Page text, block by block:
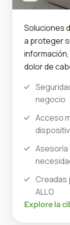
Soluciones
a proteger
dolor de
negocio
Acceso
Asesoría
Creadas
ALLO
Explore la